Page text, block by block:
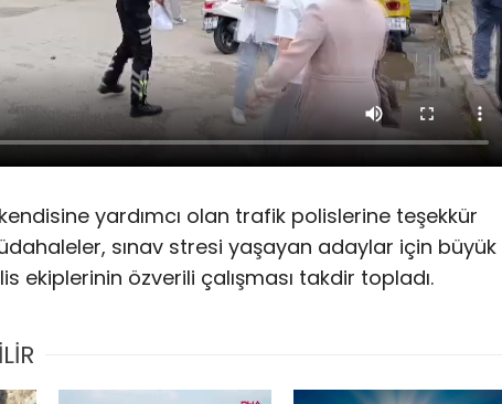
yardımcı olan trafik polislerine teşekkür
sınav stresi yaşayan adaylar için büyük
ekiplerinin özverili çalışması takdir topladı.